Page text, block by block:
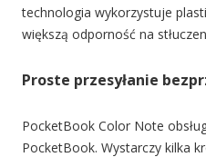
technologia wykorzystuje
większą odporność na
Proste przesyłanie
PocketBook Color Note
PocketBook. Wystarczy kilka